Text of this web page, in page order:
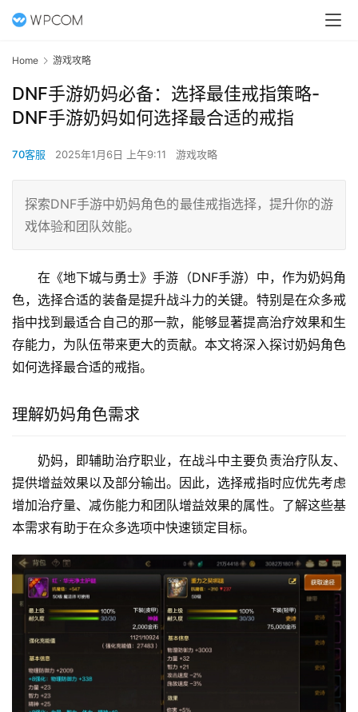
Home 游戏攻略
DNF手游奶妈必备：选择最佳戒指策略-
DNF手游奶妈如何选择最合适的戒指
70客服 2025年1月6日 上午9:11 游戏攻略
探索DNF手游中奶妈角色的最佳戒指选择，提升你的游
戏体验和团队效能。
在《地下城与勇士》手游（DNF手游）中，作为奶妈角
色，选择合适的装备是提升战斗力的关键。特别是在众多戒
指中找到最适合自己的那一款，能够显著提高治疗效果和生
存能力，为队伍带来更大的贡献。本文将深入探讨奶妈角色
如何选择最合适的戒指。
理解奶妈角色需求
奶妈，即辅助治疗职业，在战斗中主要负责治疗队友、
提供增益效果以及部分输出。因此，选择戒指时应优先考虑
增加治疗量、减伤能力和团队增益效果的属性。了解这些基
本需求有助于在众多选项中快速锁定目标。